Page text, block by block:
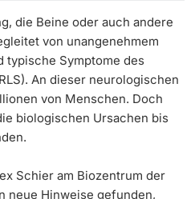
die Beine oder auch andere
von unangenehmem
typische Symptome des
An dieser neurologischen
von Menschen. Doch
biologischen Ursachen bis
Schier am Biozentrum der
neue Hinweise gefunden,